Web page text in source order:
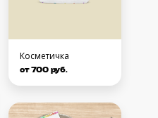
Косметичка
от 700 руб.